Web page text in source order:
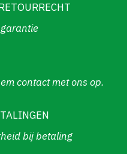
contact met ons op.
bij betaling